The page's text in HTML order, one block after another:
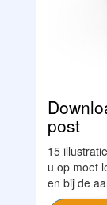
post
15
u op moet
en bij de